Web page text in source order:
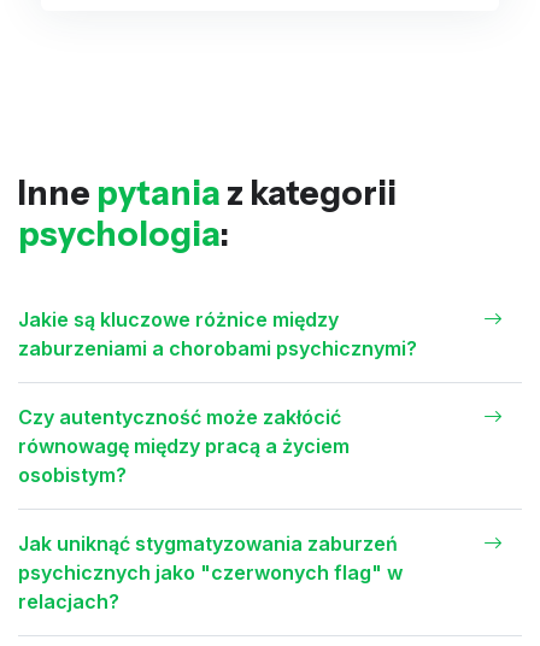
Inne pytania z kategorii
psychologia:
Jakie są kluczowe różnice między
zaburzeniami a chorobami psychicznymi?
Czy autentyczność może zakłócić
równowagę między pracą a życiem
osobistym?
Jak uniknąć stygmatyzowania zaburzeń
psychicznych jako "czerwonych flag" w
relacjach?